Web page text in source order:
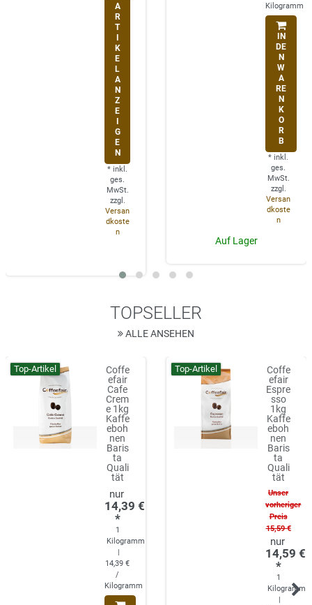
A
R
T
I
K
E
L
A
N
Z
E
I
G
E
N
* inkl.
ges.
MwSt.
zzgl.
Versan
dkoste
n
Kilogramm
IN
DE
N
W
A
RE
N
K
O
R
B
* inkl.
ges.
MwSt.
zzgl.
Versan
dkoste
n
Auf Lager
TOPSELLER
ALLE ANSEHEN
Top-Artikel
Coffe
efair
Cafe
Crem
e 1kg
Kaffe
eboh
nen
Baris
ta
Quali
tät
14,39 €
*
1
Kilogramm
|
14,39 €
/
Kilogramm
Top-Artikel
Coffe
efair
Espre
sso
1kg
Kaffe
eboh
nen
Baris
ta
Quali
tät
Unser
vorheriger
Preis
15,59 €
14,59 €
*
1
Kilogramm
|